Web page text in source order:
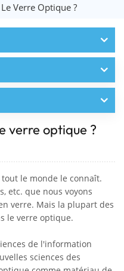
Verre Optique ?
verre optique ?
le monde le connaît.
etc. que nous voyons
verre. Mais la plupart des
le verre optique.
de l'information
sciences des